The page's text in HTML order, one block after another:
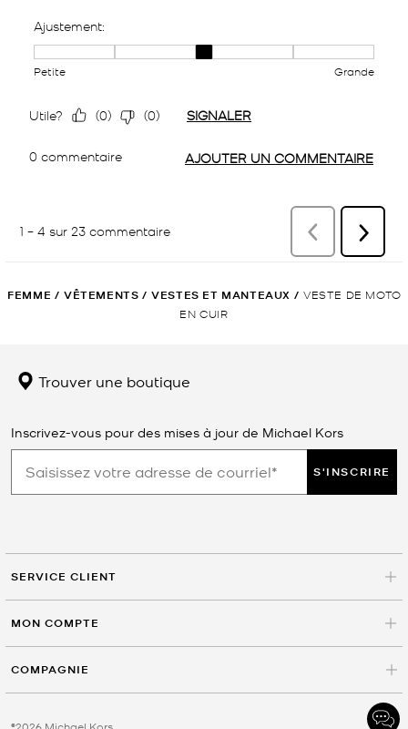
FEMME / VÊTEMENTS / VESTES ET MANTEAUX / VESTE DE MOTO
EN CUIR
Trouver une boutique
Inscrivez-vous pour des mises à jour de Michael Kors
S'INSCRIRE
SERVICE CLIENT
MON COMPTE
COMPAGNIE
©2026 Michael Kors